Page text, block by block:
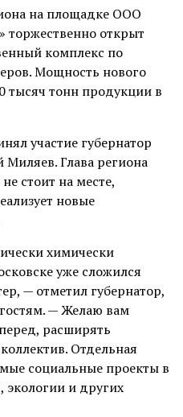
на площадке ООО
торжественно открыт
комплекс по
Мощность нового
тысяч тонн продукции в
участие губернатор
Глава региона
стоит на месте,
новые
химически
уже сложился
— отметил губернатор,
— Желаю вам
расширять
Отдельная
социальные проекты в
экологии и других